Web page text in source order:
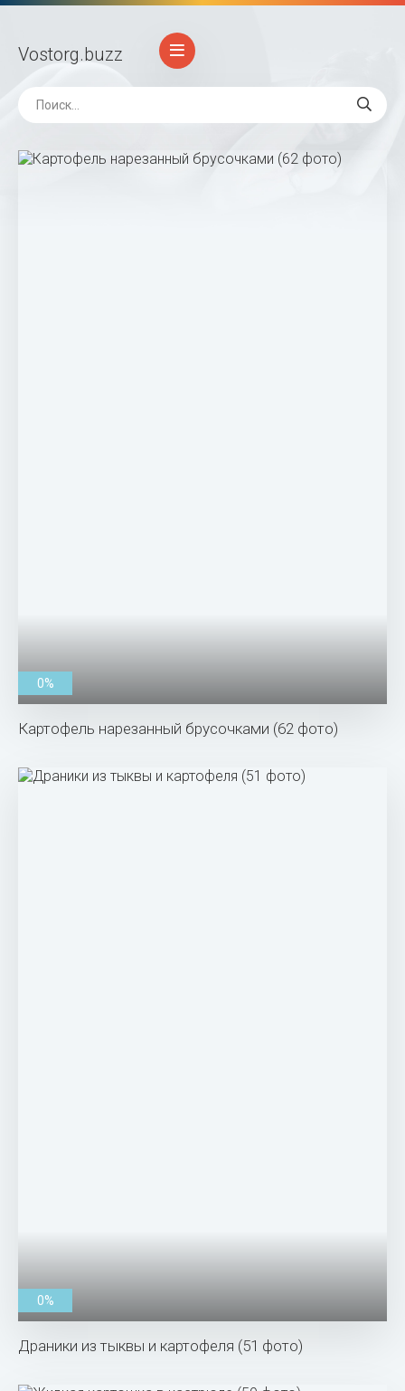
Vostorg.buzz
0%
Картофель нарезанный брусочками (62 фото)
0%
Драники из тыквы и картофеля (51 фото)